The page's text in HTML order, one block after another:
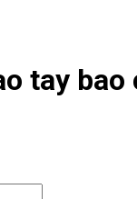
tay bao